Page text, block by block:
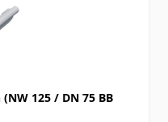
125 / DN 75 BB